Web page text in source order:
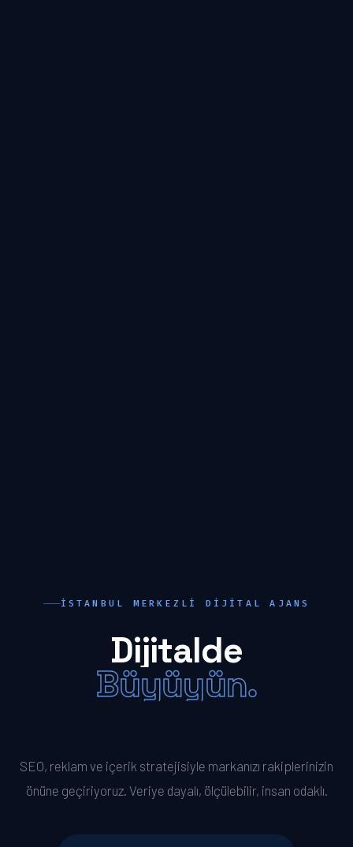
İSTANBUL MERKEZLI DIJITAL AJANS
Dijitalde
Büyüyün.
SEO, reklam ve içerik stratejisiyle markanızı rakiplerinizin
önüne geçiriyoruz. Veriye dayalı, ölçülebilir, insan odaklı.